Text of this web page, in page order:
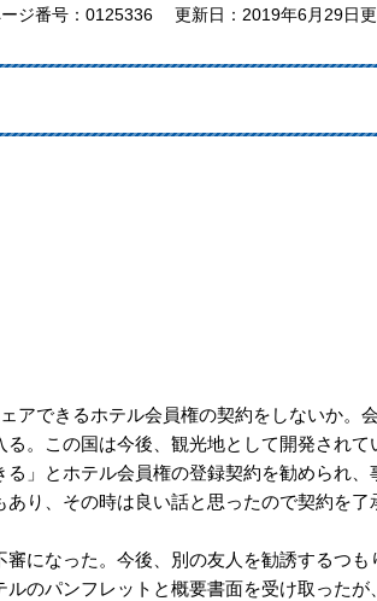
ジ番号：0125336 更新日：2019年6月29日
アできるホテル会員権の契約をしないか。
。この国は今後、観光地として開発されて
」とホテル会員権の登録契約を勧められ、
り、その時は良い話と思ったので契約を了
になった。今後、別の友人を勧誘するつも
のパンフレットと概要書面を受け取ったが